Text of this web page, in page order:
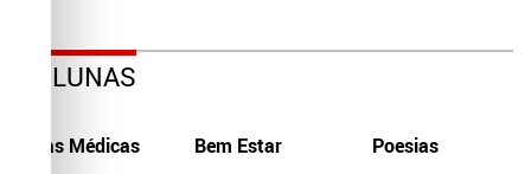
COLUNAS
Dicas Médicas Bem Estar Poesias